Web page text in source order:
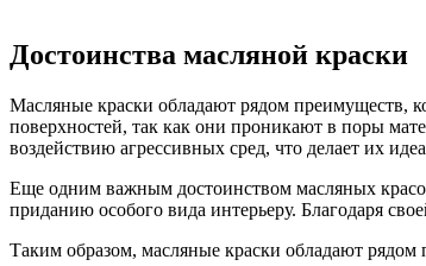
Достоинства масляной краски
Масляные краски обладают рядом преимуществ,
поверхностей, так как они проникают в поры
воздействию агрессивных сред, что делает их
Еще одним важным достоинством масляных
приданию особого вида интерьеру. Благодаря
Таким образом, масляные краски обладают